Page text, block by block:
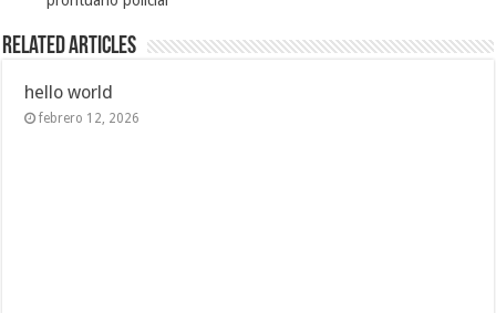
Related Articles
hello world
febrero 12, 2026